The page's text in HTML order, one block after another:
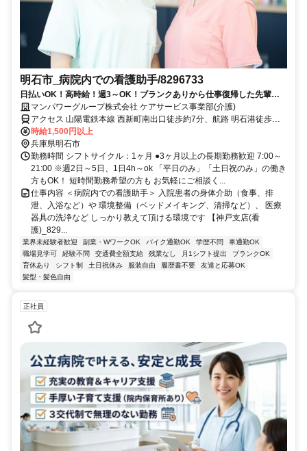
明石市_病院内での看護助手/8296733
日払いOK！高時給！週3～OK！ブランクありから仕事復帰した先輩や
ミドル世代も多数活躍中♪
マンパワーグループ株式会社 ケアサービス事業部(介護)
アクセス 山陽電鉄本線 西新町南出口徒歩約7分、航路 明石港徒歩約
19分、山陽電鉄本線 林崎松江海岸南出口徒歩約18分 車・バイク通勤
OK（派遣先による）
時給1,500円以上
兵庫県明石市
勤務時間 シフトサイクル：1ヶ月 ●3ヶ月以上の長期勤務歓迎 7:00～
21:00 ※週2日～5日、1日4h～ok 「平日のみ」「土日祝のみ」の働き
方もOK！ 短時間勤務希望の方も お気軽にご相談く...
仕事内容 ＜病院内での看護助手＞ 入院患者の身体介助（食事、排
泄、入浴など）や 環境整備（ベッドメイキング、清掃など）、 医療
器具の洗浄など しっかり教えて頂ける環境です 【神戸支店(看
護)_829...
業界未経験者歓迎 副業・WワークOK バイク通勤OK 学歴不問
車通勤OK
職場見学可
経験不問 交通費全額支給 残業なし 月1シフト提出
ブランクOK
育休あり
シフト制 土日祝休み 服装自由 履歴書不要
友達と応募OK
髪型・髪色自由
正社員